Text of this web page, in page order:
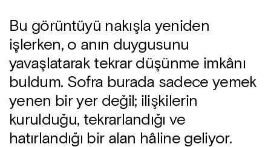
Bu görüntüyü nakışla yeniden
işlerken, o anın duygusunu
yavaşlatarak tekrar düşünme imkânı
buldum. Sofra burada sadece yemek
yenen bir yer değil; ilişkilerin
kurulduğu, tekrarlandığı ve
hatırlandığı bir alan hâline geliyor.